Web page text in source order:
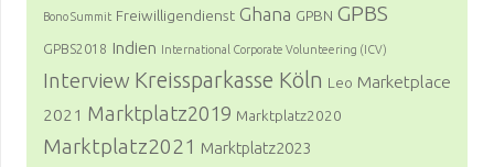
Bono Summit Freiwilligendienst Ghana GPBN GPBS
GPBS2018 Indien International Corporate Volunteering (ICV)
Interview Kreissparkasse Köln Leo Marketplace
2021 Marktplatz2019 Marktplatz2020
Marktplatz2021 Marktplatz2023